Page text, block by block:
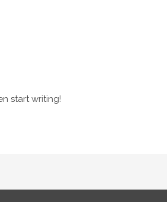
start writing!